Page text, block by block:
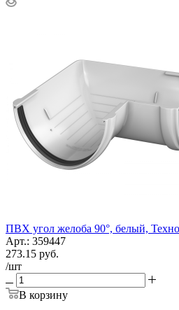
ПВХ угол желоба 90°, белый,
Арт.: 359447
273.15 руб.
/шт
В корзину